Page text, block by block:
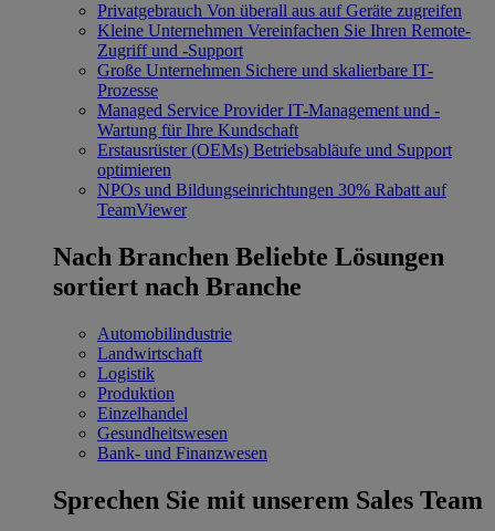
Privatgebrauch Von überall aus auf Geräte zugreifen
Kleine Unternehmen Vereinfachen Sie Ihren Remote-
Zugriff und -Support
Große Unternehmen Sichere und skalierbare IT-
Prozesse
Managed Service Provider IT-Management und -
Wartung für Ihre Kundschaft
Erstausrüster (OEMs) Betriebsabläufe und Support
optimieren
NPOs und Bildungseinrichtungen 30% Rabatt auf
TeamViewer
Nach Branchen Beliebte Lösungen
sortiert nach Branche
Automobilindustrie
Landwirtschaft
Logistik
Produktion
Einzelhandel
Gesundheitswesen
Bank- und Finanzwesen
Sprechen Sie mit unserem Sales Team